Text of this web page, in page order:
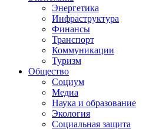
Энергетика
Инфраструктура
Финансы
Транспорт
Коммуникации
Туризм
Общество
Социум
Медиа
Наука и образование
Экология
Социальная защита